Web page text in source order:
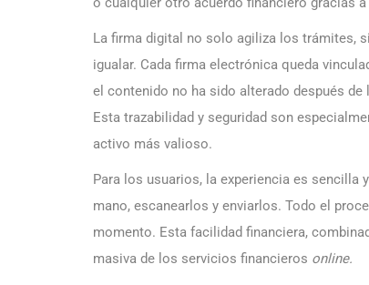
La firma digital no solo agiliza los trámites,
igualar. Cada firma electrónica queda
el contenido no ha sido alterado después
Esta trazabilidad y seguridad son
activo más valioso.
Para los usuarios, la experiencia es
mano, escanearlos y enviarlos. Todo el
momento. Esta facilidad financiera,
masiva de los servicios financieros online.